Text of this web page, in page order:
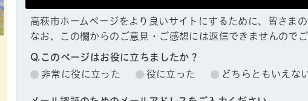
る 暮らしの便利帳
高萩市ホームページをより良いサイトにするために、皆さま
なお、この欄からのご意見・ご感想には返信できませんのでご
Q.このページはお役に立ちましたか？
非常に役に立った
役に立った どちらともいえな